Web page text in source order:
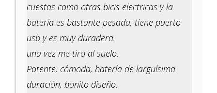
cuestas como otras bicis electricas y la
batería es bastante pesada, tiene puerto
usb y es muy duradera.
una vez me tiro al suelo.
Potente, cómoda, batería de larguísima
duración, bonito diseño.